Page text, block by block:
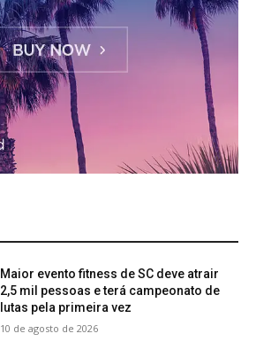
Maior evento fitness de SC deve atrair
2,5 mil pessoas e terá campeonato de
lutas pela primeira vez
10 de agosto de 2026